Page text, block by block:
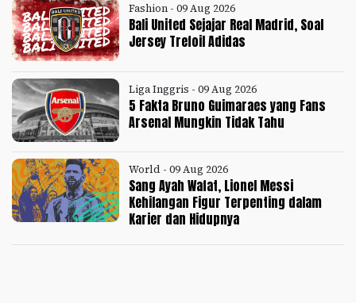
Fashion - 09 Aug 2026
Bali United Sejajar Real Madrid, Soal
Jersey Trefoil Adidas
Liga Inggris - 09 Aug 2026
5 Fakta Bruno Guimaraes yang Fans
Arsenal Mungkin Tidak Tahu
World - 09 Aug 2026
Sang Ayah Wafat, Lionel Messi
Kehilangan Figur Terpenting dalam
Karier dan Hidupnya